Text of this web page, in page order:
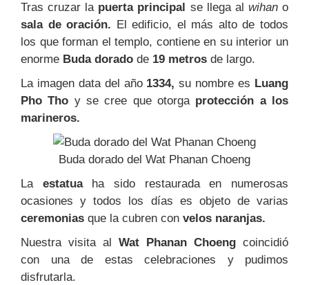
Tras cruzar la puerta principal se llega al wihano
sala de oración. El edificio, el más alto de todos
los que forman el templo, contiene en su interior un
enorme Buda dorado de 19 metros de largo.
La imagen data del año 1334, su nombre es Luang
Pho Tho y se cree que otorgaprotección a los
marineros.
Buda dorado del Wat Phanan Choeng
La estatuaha sido restaurada en numerosas
ocasiones y todos los días es objeto de varias
ceremonias que la cubren con velos naranjas.
Nuestra visita al
Wat Phanan Choeng coincidió
con una de estas celebraciones y pudimos
disfrutarla.